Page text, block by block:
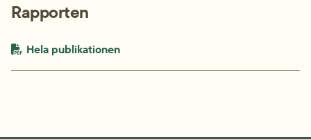
Rapporten
PDF-fil.
Hela publikationenpdf, 636.1 kB.